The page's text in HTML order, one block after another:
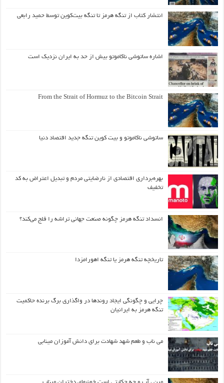
انتشار کتاب از تنگه هرمز تا تنگه بیت‌کوین توسط حمید رابعی
اشاره ساتوشی ناکاموتو بیش از حد به ایران نزدیک است
From the Strait of Hormuz to the Bitcoin Strait
ساتوشی ناکاموتو و بیت کوین تنگه جدید اقتصاد دنیا
بهره‌برداری اقتصادی از نارضایتی مردم و تبدیل اعتراض به کد
تخفیف
انسداد تنگه هرمز چگونه صنعت جهانی تراشه را فلج می‌کند؟
تاریخچه تنگه هرمز یا تنگه اهورامزدا
چرایی و چگونگی ایجاد روندها در واگذاری برگ برنده حاکمیت
تنگه هرمز به ایرانیان
می ناب و طعم شهد شهادت برای دانش آموزان مینابی